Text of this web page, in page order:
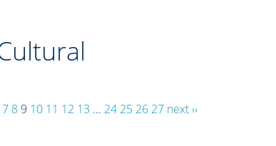
7 8 9 10 11 12 13 ... 24 25 26 27 next ››